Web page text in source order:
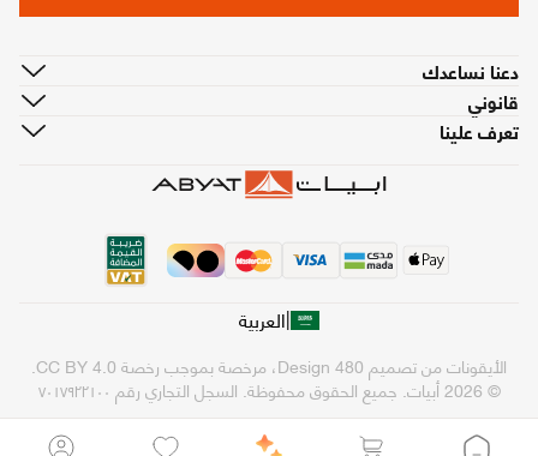
دعنا نساعدك
قانوني
تعرف علينا
|العربية
© 2026 أبيات. جميع الحقوق محفوظة. السجل التجاري رقم ٧٠١٧٩٢٢١٠٠
الأيقونات من تصميم ، مرخصة بموجب رخصة .